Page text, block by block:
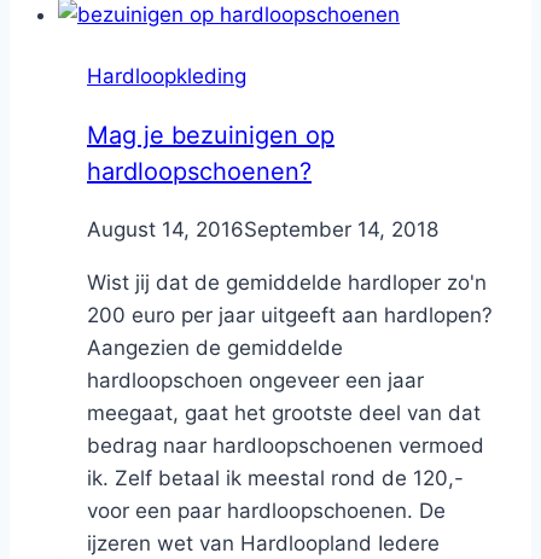
Hardloopkleding
Mag je bezuinigen op
hardloopschoenen?
ByNicole
August 14, 2016September 14, 2018
Wist jij dat de gemiddelde hardloper zo'n
200 euro per jaar uitgeeft aan hardlopen?
Aangezien de gemiddelde
hardloopschoen ongeveer een jaar
meegaat, gaat het grootste deel van dat
bedrag naar hardloopschoenen vermoed
ik. Zelf betaal ik meestal rond de 120,-
voor een paar hardloopschoenen. De
ijzeren wet van Hardloopland Iedere